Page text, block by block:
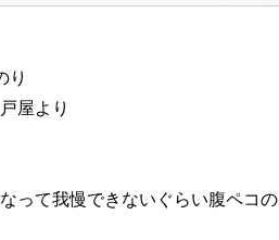
り
屋より
って我慢できないぐらい腹ペコの